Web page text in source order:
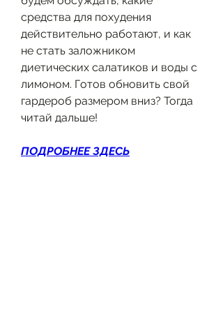
средства для похудения
действительно работают, и как
не стать заложником
диетических салатиков и воды с
лимоном. Готов обновить свой
гардероб размером вниз? Тогда
читай дальше!
ПОДРОБНЕЕ ЗДЕСЬ